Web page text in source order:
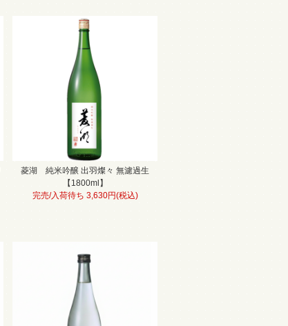
菱湖 純米吟醸 出羽燦々 無濾過生
【1800ml】
完売/入荷待ち 3,630円(税込)